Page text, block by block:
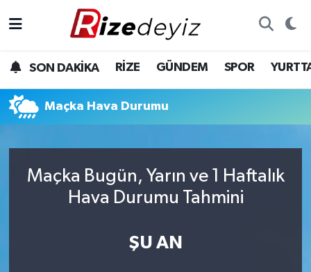
SON DAKİKA RİZE GÜNDEM SPOR
Maçka Hava Durumu
Maçka Bugün, Yarın ve 1 Haftalık
Hava Durumu Tahmini
ŞU AN
Gündem
Yurttan Haberler
Teknoloji
Rize Hava Durumu
Rize Trafik Yoğunluk Haritası
Tüm Manşetler